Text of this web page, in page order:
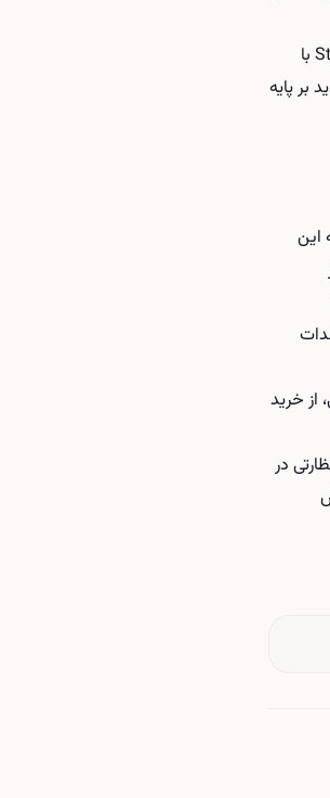
در سال‌های اخیر، گسترش سریع دیتاسنترهای مربوط به هوش مصنوعی به‌ویژه پروژه‌های بزرگ مانند تأسیسات موسوم به Stargate با
بر پایه
این
از خرید
در